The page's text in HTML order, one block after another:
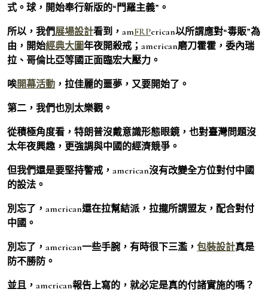
式。球，開始奉行新版的“門羅主義”。
所以，我們展場設計看到，amFRPerican以所謂應對“毒販”為
由，開始經典大圖年夜開殺戒；american磨刀霍霍，委內瑞
拉、哥倫比亞等國正面臨宏大壓力。
唉開幕活動 ，拉佳麗的噩夢，又要開始了。
第二，我們也別太樂觀。
從積極角度看，特朗普沒戴意識形態眼鏡，也對臺灣問題沒
太年夜興趣，更強調與中國的經濟競爭。
但我們還是要堅持警戒，american沒有改變全方位對付中國
的設法。
別忘了，american還在拉幫結派，拉攏所謂盟友，配合對付
中國。
別忘了，american一些手腕，有時很下三濫， 包裝設計真是
防不勝防。
並且，american報告上寫的，就必定是真的付諸實施的嗎？